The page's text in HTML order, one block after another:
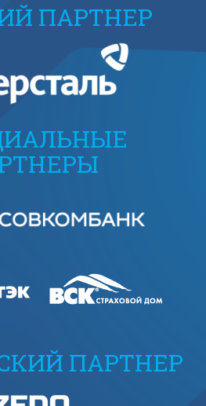
ПАРТНЕР
ПАРТНЕР